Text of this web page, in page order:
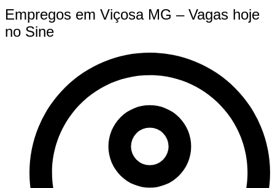
Empregos em Viçosa MG – Vagas hoje
no Sine